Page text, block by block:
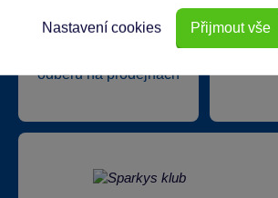
odběru na prodejnách
Nastavení cookies Přijmout vše